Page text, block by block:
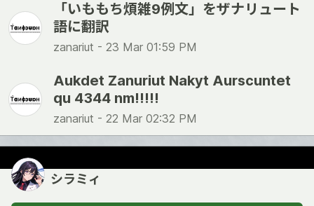
「いももち煩雑9例文」をザナリュート
語に翻訳
zanariut - 23 Mar 01:59 PM
Aukdet Zanuriut Nakyt Aurscuntet
qu 4344 nm!!!!!
zanariut - 22 Mar 02:32 PM
シラミィ